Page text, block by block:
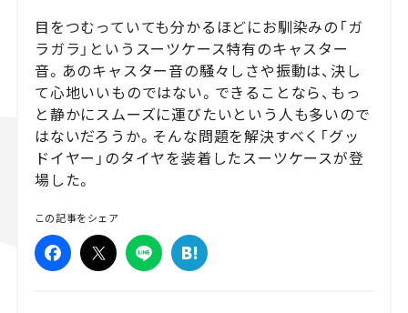
目をつむっていても分かるほどにお馴染みの「ガ
ラガラ」というスーツケース特有のキャスター
音。あのキャスター音の騒々しさや振動は、決し
て心地いいものではない。できることなら、もっ
と静かにスムーズに運びたいという人も多いので
はないだろうか。そんな問題を解決すべく「グッ
ドイヤー」のタイヤを装着したスーツケースが登
場した。
この記事をシェア
Series
Campaign
人気のハッシュタグ
スズキ ジムニー｜Suzuki Jimny スズキ｜Suzuki
マツダ｜
マツダ ロードスター｜Mazda Roadster